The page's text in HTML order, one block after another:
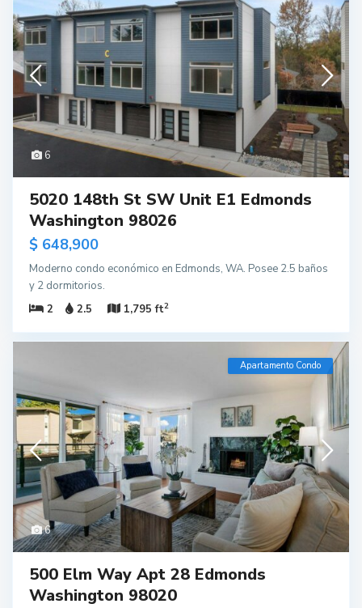
6
5020 148th St SW Unit E1 Edmonds
Washington 98026
$ 648,900
Moderno condo económico en Edmonds, WA. Posee 2.5 baños
y 2 dormitorios.
2
2.5 1,795 ft2
6
Apartamento Condo
500 Elm Way Apt 28 Edmonds
Washington 98020